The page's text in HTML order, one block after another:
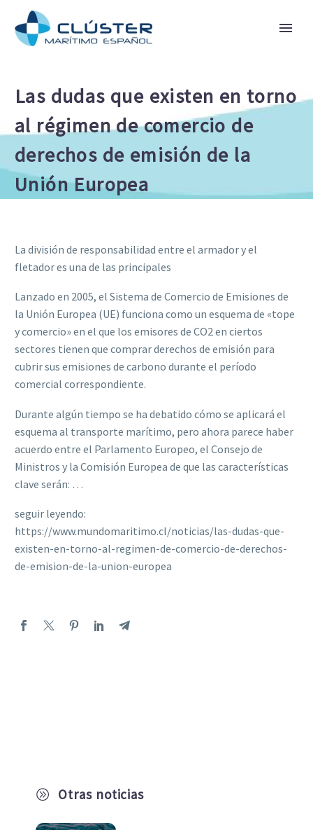
Las dudas que existen en torno
al régimen de comercio de
derechos de emisión de la
Unión Europea
A Otras noticias
La división de responsabilidad entre el armador y el
fletador es una de las principales
Lanzado en 2005, el Sistema de Comercio de Emisiones de
la Unión Europea (UE) funciona como un esquema de «tope
y comercio» en el que los emisores de CO2 en ciertos
sectores tienen que comprar derechos de emisión para
cubrir sus emisiones de carbono durante el período
comercial correspondiente.
Durante algún tiempo se ha debatido cómo se aplicará el
esquema al transporte marítimo, pero ahora parece haber
acuerdo entre el Parlamento Europeo, el Consejo de
Ministros y la Comisión Europea de que las características
clave serán: …
seguir leyendo:
https://www.mundomaritimo.cl/noticias/las-dudas-que-
existen-en-torno-al-regimen-de-comercio-de-derechos-
de-emision-de-la-union-europea